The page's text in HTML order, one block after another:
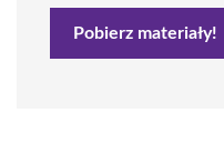
Pobierz materiały!